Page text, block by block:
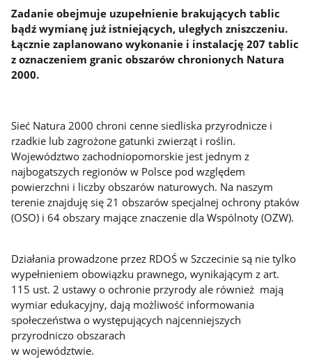
Zadanie obejmuje uzupełnienie brakujących tablic
bądź wymianę już istniejących, uległych zniszczeniu.
Łącznie zaplanowano wykonanie i instalację 207 tablic
z oznaczeniem granic obszarów chronionych Natura
2000.
Sieć Natura 2000 chroni cenne siedliska przyrodnicze i
rzadkie lub zagrożone gatunki zwierząt i roślin.
Województwo zachodniopomorskie jest jednym z
najbogatszych regionów w Polsce pod względem
powierzchni i liczby obszarów naturowych. Na naszym
terenie znajduję się 21 obszarów specjalnej ochrony ptaków
(OSO) i 64 obszary mające znaczenie dla Wspólnoty (OZW).
Działania prowadzone przez RDOŚ w Szczecinie są nie tylko
wypełnieniem obowiązku prawnego, wynikającym z art.
115 ust. 2 ustawy o ochronie przyrody ale również mają
wymiar edukacyjny, dają możliwość informowania
społeczeństwa o występujących najcenniejszych
przyrodniczo obszarach
w województwie.